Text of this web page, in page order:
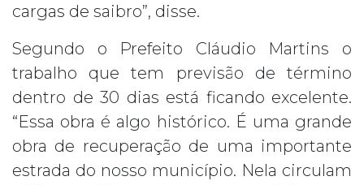
cargas de saibro”, disse.
Segundo o Prefeito Cláudio Martins o
trabalho que tem previsão de término
dentro de 30 dias está ficando excelente.
“Essa obra é algo histórico. É uma grande
obra de recuperação de uma importante
estrada do nosso município. Nela circulam